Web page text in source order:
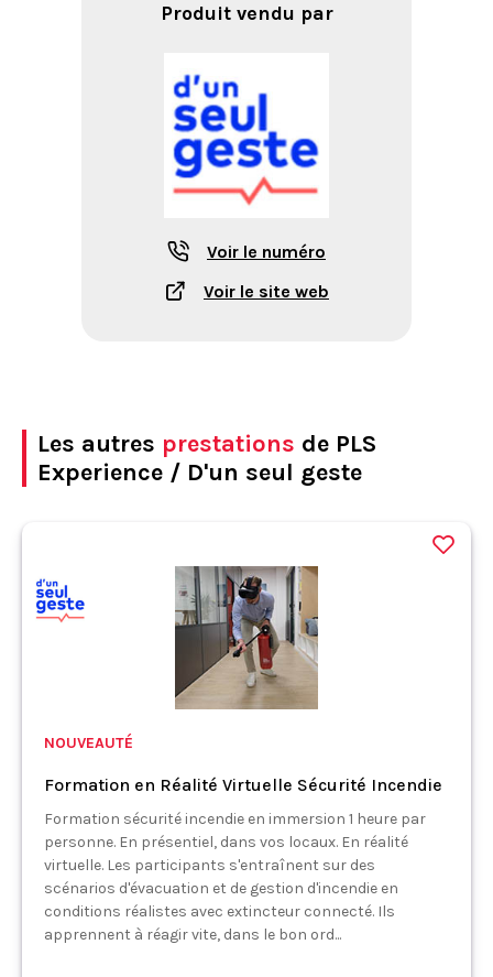
Produit vendu par
Voir le numéro
Voir le site web
Les autres prestations de PLS
Experience / D'un seul geste
NOUVEAUTÉ
Formation en Réalité Virtuelle Sécurité Incendie
Formation sécurité incendie en immersion 1 heure par
personne. En présentiel, dans vos locaux. En réalité
virtuelle. Les participants s'entraînent sur des
scénarios d'évacuation et de gestion d'incendie en
conditions réalistes avec extincteur connecté. Ils
apprennent à réagir vite, dans le bon ord...